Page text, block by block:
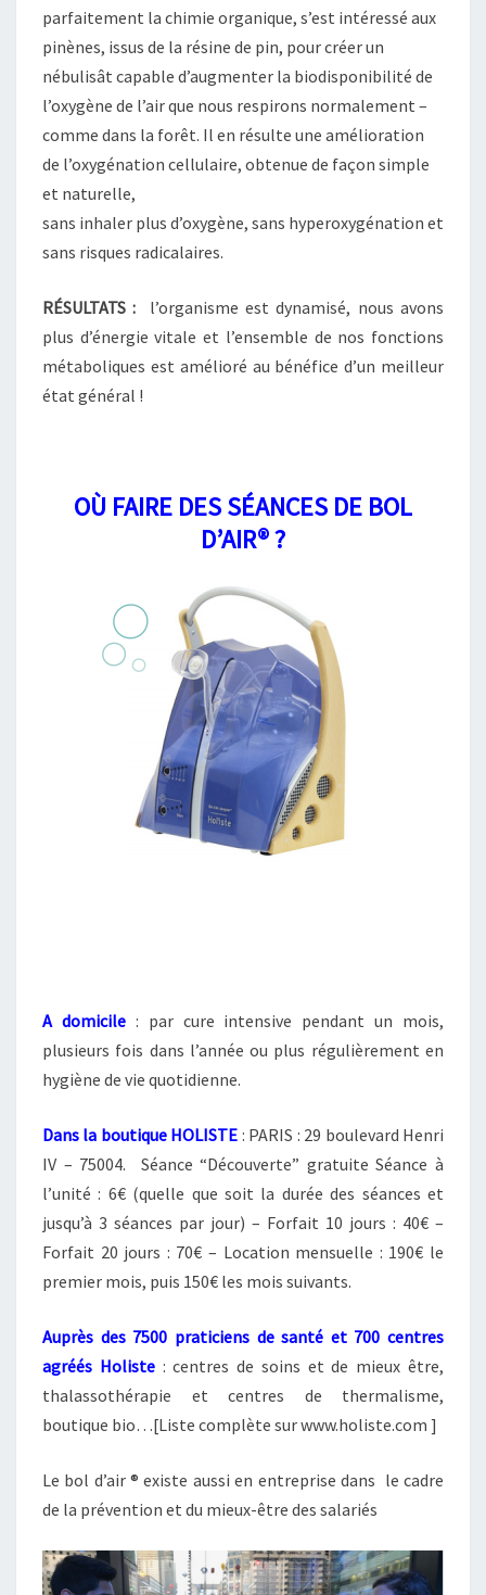
parfaitement la chimie organique, s’est intéressé aux
pinènes, issus de la résine de pin, pour créer un
nébulisât capable d’augmenter la biodisponibilité de
l’oxygène de l’air que nous respirons normalement –
comme dans la forêt. Il en résulte une amélioration
de l’oxygénation cellulaire, obtenue de façon simple
et naturelle,
sans inhaler plus d’oxygène, sans hyperoxygénation et
sans risques radicalaires.
RÉSULTATS :
l’organisme est dynamisé, nous avons
plus d’énergie vitale et l’ensemble de nos fonctions
métaboliques est amélioré au bénéfice d’un meilleur
état général !
OÙ FAIRE DES SÉANCES DE BOL
D’AIR® ?
A domicile: par cure intensive pendant un mois,
plusieurs fois dans l’année ou plus régulièrement en
hygiène de vie quotidienne.
Dans la boutique HOLISTE : PARIS : 29 boulevard Henri
IV – 75004. Séance “Découverte” gratuite Séance à
l’unité : 6€ (quelle que soit la durée des séances et
jusqu’à 3 séances par jour) – Forfait 10 jours : 40€ –
Forfait 20 jours : 70€ – Location mensuelle : 190€ le
premier mois, puis 150€ les mois suivants.
Auprès des 7500 praticiens de santé et 700 centres
agréés Holiste: centres de soins et de mieux être,
thalassothérapie et centres de thermalisme,
boutique bio…[Liste complète sur www.holiste.com ]
Le bol d’air ® existe aussi en entreprise dans le cadre
de la prévention et du mieux-être des salariés